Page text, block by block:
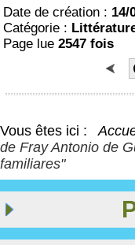
Date de création : 14/
Catégorie :
Page lue 2547 fois
Vous êtes ici :
de Fray Antonio de
familiares"